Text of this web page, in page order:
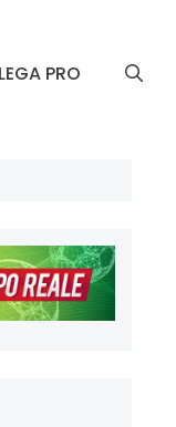
PRO